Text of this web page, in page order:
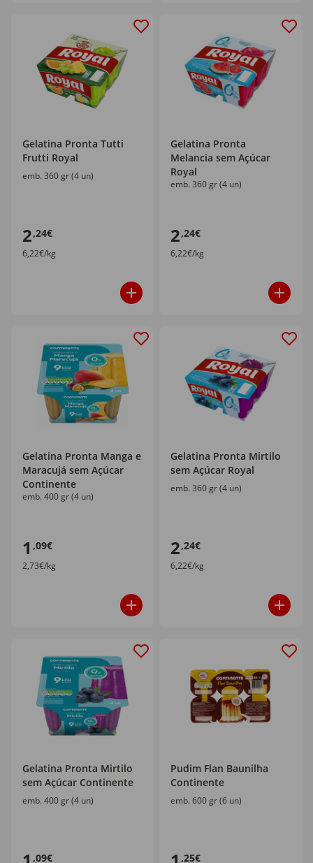
Gelatina Pronta Tutti
Frutti Royal
emb. 360 gr (4 un)
2,24€
6,22€/kg
Gelatina Pronta
Melancia sem Açúcar
Royal
emb. 360 gr (4 un)
2,24€
6,22€/kg
Gelatina Pronta Manga e
Maracujá sem Açúcar
Continente
emb. 400 gr (4 un)
1 ,09€
2,73€/kg
Gelatina Pronta Mirtilo
sem Açúcar Royal
emb. 360 gr (4 un)
2,24€
6,22€/kg
Gelatina Pronta Mirtilo
sem Açúcar Continente
emb. 400 gr (4 un)
,09€
Pudim Flan Baunilha
Continente
emb. 600 gr (6 un)
,25€